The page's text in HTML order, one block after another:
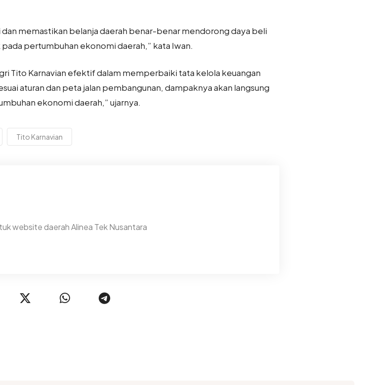
dan memastikan belanja daerah benar-benar mendorong daya beli
pertumbuhan ekonomi daerah,” kata Iwan.
Tito Karnavian efektif dalam memperbaiki tata kelola keuangan
aturan dan peta jalan pembangunan, dampaknya akan langsung
ekonomi daerah,” ujarnya.
Tito Karnavian
website daerah Alinea Tek Nusantara